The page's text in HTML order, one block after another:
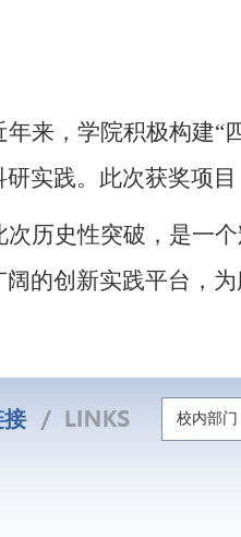
年来，学院积极构建“
研实践。此次获奖项
次历史性突破，是一
阔的创新实践平台，
接 校内部门